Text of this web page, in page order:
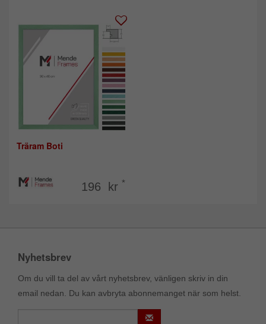
Träram Boti
196 kr *
Nyhetsbrev
Om du vill ta del av vårt nyhetsbrev, vänligen skriv in din
email nedan. Du kan avbryta abonnemanget när som helst.